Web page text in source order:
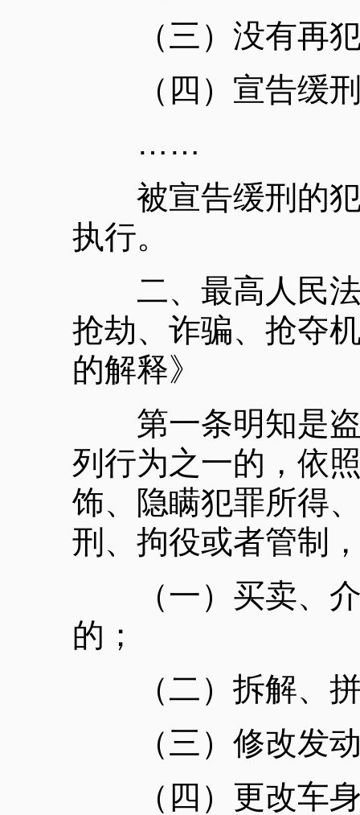
（三）没有再犯
（四）宣告缓刑
……
被宣告缓刑的犯
执行。
二、最高人民法
抢劫、诈骗、抢夺
的解释》
第一条明知是盗
列行为之一的，依
饰、隐瞒犯罪所得
刑、拘役或者管制
（一）买卖、介
的；
（二）拆解、拼
（三）修改发动
（四）更改车身